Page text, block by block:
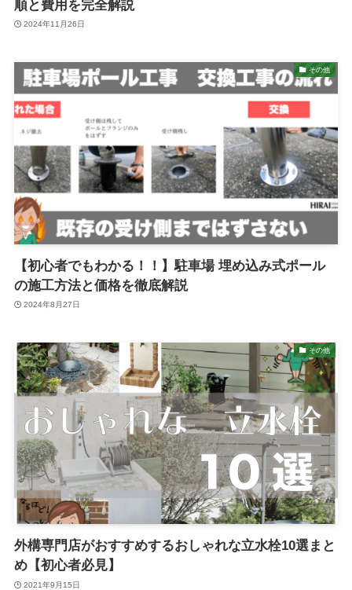
順と費用を完全解説
2024年11月26日
その他
【初心者でもわかる！！】駐車場 埋め込み式ポール
の施工方法と価格を徹底解説
2024年8月27日
その他
外構専門店がおすすめするおしゃれな立水栓10選まと
め【初心者必見】
2021年9月15日